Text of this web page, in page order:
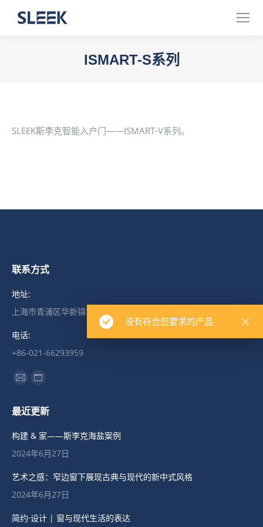
ISMART-S系列
SLEEK斯李克智能入户门——ISMART-V系列。
没有符合您要求的产品
联系方式
地址:
上海市青浦区华新镇华丹路658号
电话:
+86-021-66293959
找到我们：
Mail
opens
in
window
Website
opens
in
window
最近更新
构建 & 家——斯李克海盐案例
2024年6月27日
艺术之感：窄边窗下展现古典与现代的新中式风格
2024年6月27日
简约·设计 | 窗与现代生活的表达